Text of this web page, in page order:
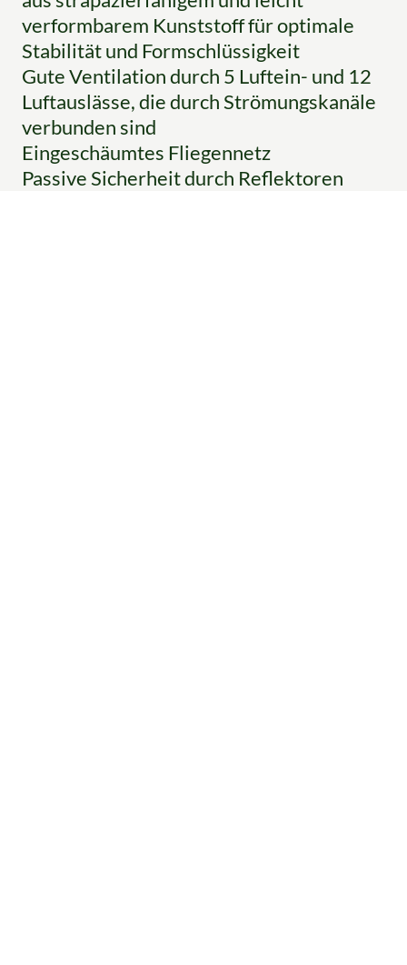
verformbarem Kunststoff für optimale
Stabilität und Formschlüssigkeit
Gute Ventilation durch 5 Luftein- und 12
Luftauslässe, die durch Strömungskanäle
verbunden sind
Eingeschäumtes Fliegennetz
Passive Sicherheit durch Reflektoren